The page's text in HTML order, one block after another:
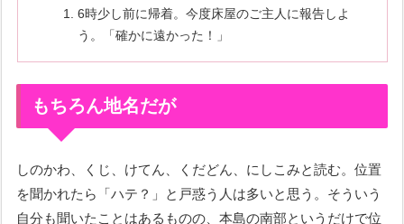
6時少し前に帰着。今度床屋のご主人に報告しよ
う。「確かに遠かった！」
もちろん地名だが
しのかわ、くじ、けてん、くだどん、にしこみと読む。位置
を聞かれたら「ハテ？」と戸惑う人は多いと思う。そういう
自分も聞いたことはあるものの、本島の南部というだけで位